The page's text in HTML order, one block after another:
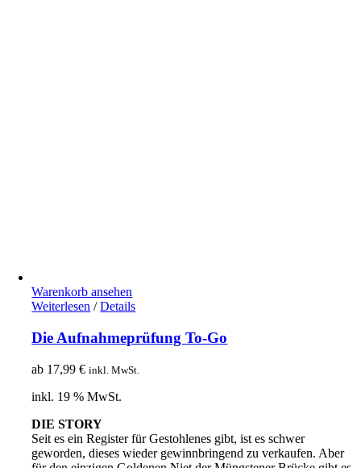
Warenkorb ansehen
Weiterlesen / Details
Die Aufnahmeprüfung To-Go
ab 17,99€ inkl. MwSt.
inkl. 19 % MwSt.
DIE STORY
Seit es ein Register für Gestohlenes gibt, ist es schwer
geworden, dieses wieder gewinnbringend zu verkaufen. Aber